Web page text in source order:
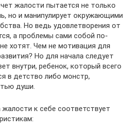
жалости пытается не только
но и манипулирует окружающими
Но ведь удовлетворения от
а проблемы сами собой по-
хотят. Чем не мотивация для
Но для начала следует
внутри, ребенок, который всего
в детство либо монстр,
души.
к себе соответствует